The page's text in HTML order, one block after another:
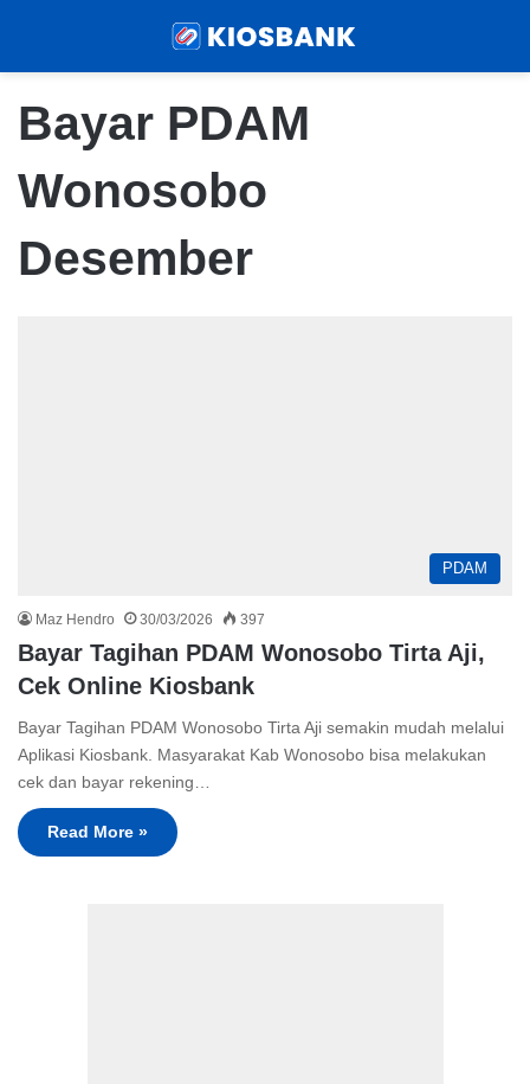
Bayar PDAM
Wonosobo
Desember
PDAM
Maz Hendro 30/03/2026 397
Bayar Tagihan PDAM Wonosobo Tirta Aji,
Cek Online Kiosbank
Bayar Tagihan PDAM Wonosobo Tirta Aji semakin mudah melalui
Aplikasi Kiosbank. Masyarakat Kab Wonosobo bisa melakukan
cek dan bayar rekening…
Read More »